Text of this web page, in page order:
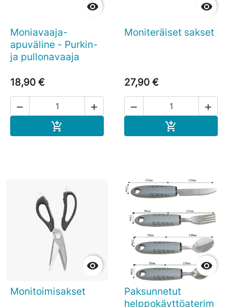

Moniavaaja-
apuväline - Purkin-
ja pullonavaaja
18,90 €
 


Moniteräiset sakset
27,90 €
 


Monitoimisakset

Paksunnetut
helppokäyttöaterim